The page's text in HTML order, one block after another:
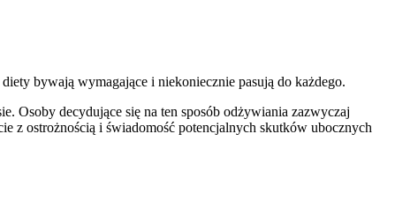
bywają wymagające i niekoniecznie pasują do każdego.
Osoby decydujące się na ten sposób odżywiania zazwyczaj
z ostrożnością i świadomość potencjalnych skutków ubocznych